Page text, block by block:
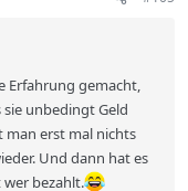
Erfahrung gemacht,
unbedingt Geld
man erst mal nichts
Und dann hat es
wer bezahlt.